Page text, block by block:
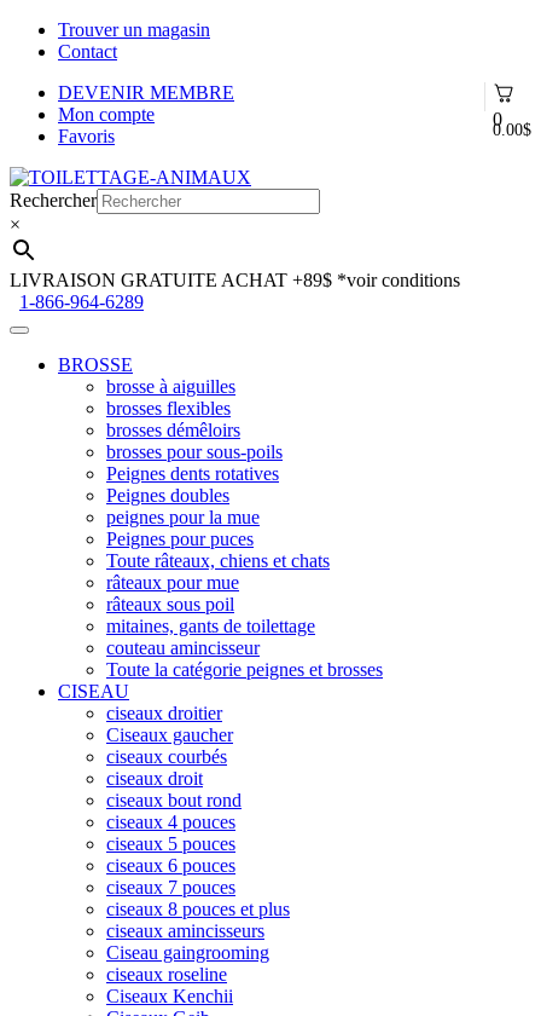
Trouver un magasin
Contact
0
0.00$
DEVENIR MEMBRE
Mon compte
Favoris
Aller
à
la
navigation
Aller
au
contenu
Rechercher
×
LIVRAISON GRATUITE ACHAT +89$ *voir conditions
1-866-964-6289
BROSSE
brosse à aiguilles
brosses flexibles
brosses démêloirs
brosses pour sous-poils
Peignes dents rotatives
Peignes doubles
peignes pour la mue
Peignes pour puces
Toute râteaux, chiens et chats
râteaux pour mue
râteaux sous poil
mitaines, gants de toilettage
couteau amincisseur
Toute la catégorie peignes et brosses
CISEAU
ciseaux droitier
Ciseaux gaucher
ciseaux courbés
ciseaux droit
ciseaux bout rond
ciseaux 4 pouces
ciseaux 5 pouces
ciseaux 6 pouces
ciseaux 7 pouces
ciseaux 8 pouces et plus
ciseaux amincisseurs
Ciseau gaingrooming
ciseaux roseline
Ciseaux Kenchii